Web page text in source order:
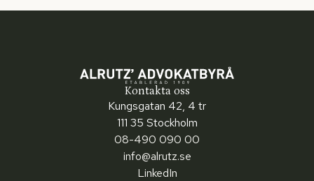
Kontakta oss
Kungsgatan 42, 4 tr
111 35 Stockholm
08-490 090 00
info@alrutz.se
LinkedIn